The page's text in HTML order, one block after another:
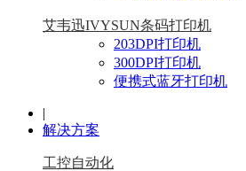
艾韦迅IVYSUN条码打印机
203DPI打印机
300DPI打印机
便携式蓝牙打印机
|
解决方案
工控自动化